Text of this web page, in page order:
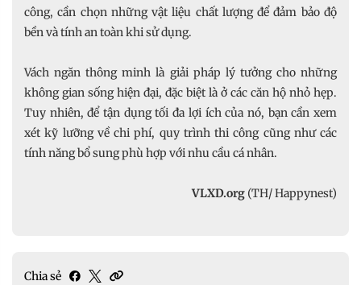
công, cần chọn những vật liệu chất lượng để đảm bảo độ
bền và tính an toàn khi sử dụng.
Vách ngăn thông minh là giải pháp lý tưởng cho những
không gian sống hiện đại, đặc biệt là ở các căn hộ nhỏ hẹp.
Tuy nhiên, để tận dụng tối đa lợi ích của nó, bạn cần xem
xét kỹ lưỡng về chi phí, quy trình thi công cũng như các
tính năng bổ sung phù hợp với nhu cầu cá nhân.
VLXD.org (TH/ Happynest)
Chia sẻ